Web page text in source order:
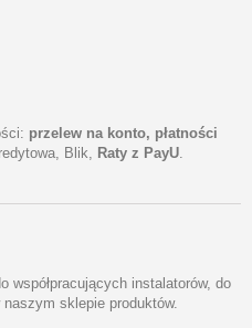
przelew na konto, płatności
Blik, Raty z PayU
współpracujących instalatorów, do
sklepie produktów.